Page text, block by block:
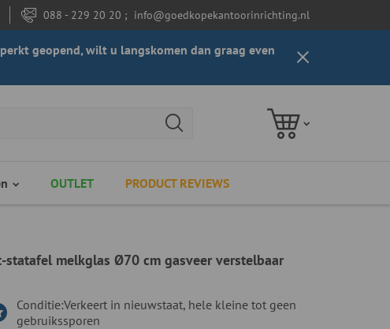
088 - 229 20 20 ; info@goedkopekantoorinrichting.nl
geopend, wilt u langskomen dan graag even
OUTLET PRODUCT REVIEWS
statafel melkglas Ø70 cm gasveer verstelbaar
Conditie:Verkeert in nieuwstaat, hele kleine tot geen
gebruikssporen